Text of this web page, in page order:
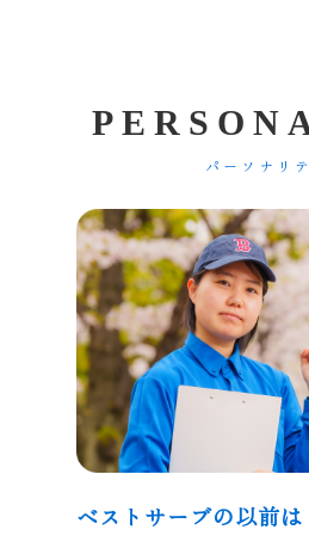
P E R S O N
パーソナリテ
ベストサーブの以前は